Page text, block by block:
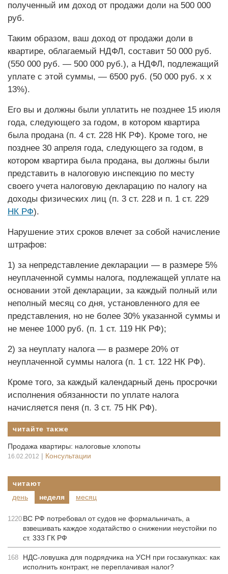
полученный им доход от продажи доли на 500 000
руб.
Таким образом, ваш доход от продажи доли в
квартире, облагаемый НДФЛ, составит 50 000 руб.
(550 000 руб. — 500 000 руб.), а НДФЛ, подлежащий
уплате с этой суммы, — 6500 руб. (50 000 руб. х х
13%).
Его вы и должны были уплатить не позднее 15 июля
года, следующего за годом, в котором квартира
была продана (п. 4 ст. 228 НК РФ). Кроме того, не
позднее 30 апреля года, следующего за годом, в
котором квартира была продана, вы должны были
представить в налоговую инспекцию по месту
своего учета налоговую декларацию по налогу на
доходы физических лиц (п. 3 ст. 228 и п. 1 ст. 229
НК РФ).
Нарушение этих сроков влечет за собой начисление
штрафов:
1) за непредставление декларации — в размере 5%
неуплаченной суммы налога, подлежащей уплате на
основании этой декларации, за каждый полный или
неполный месяц со дня, установленного для ее
представления, но не более 30% указанной суммы и
не менее 1000 руб. (п. 1 ст. 119 НК РФ);
2) за неуплату налога — в размере 20% от
неуплаченной суммы налога (п. 1 ст. 122 НК РФ).
Кроме того, за каждый календарный день просрочки
исполнения обязанности по уплате налога
начисляется пеня (п. 3 ст. 75 НК РФ).
читайте также
Продажа квартиры: налоговые хлопоты
16.02.2012 | Консультации
читают
день
неделя месяц
1220 ВС РФ потребовал от судов не формальничать, а
взвешивать каждое ходатайство о снижении неустойки по
ст. 333 ГК РФ
168
НДС-ловушка для подрядчика на УСН при госзакупках: как
исполнить контракт, не переплачивая налог?